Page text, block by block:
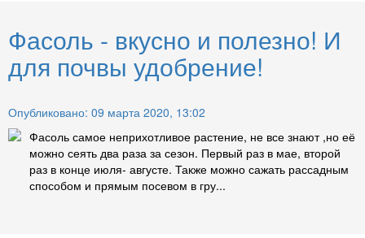
Фасоль - вкусно и полезно! И
для почвы удобрение!
Опубликовано: 09 марта 2020, 13:02
Фасоль самое неприхотливое растение, не все знают ,но её
можно сеять два раза за сезон. Первый раз в мае, второй
раз в конце июля- августе. Также можно сажать рассадным
способом и прямым посевом в гру...